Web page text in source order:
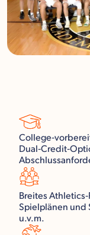
Breites
Spielplänen und
u.v.m.